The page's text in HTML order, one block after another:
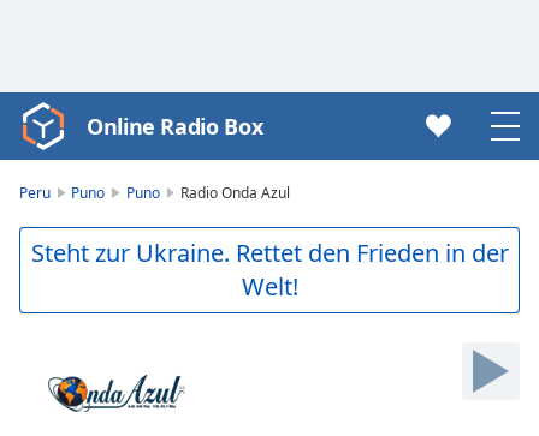
Video
Player
Play
Video
Skip
Forward
Online Radio Box
Peru Puno Puno Radio Onda Azul
Steht zur Ukraine. Rettet den Frieden in der
Welt!